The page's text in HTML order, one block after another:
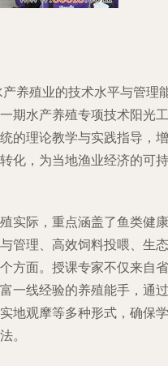
养殖业的技术水平与管理
期水产养殖专项技术阳光工
的理论教学与实践指导，增
化，为当地渔业经济的可持
实际，重点涵盖了鱼类健康
管理、高效饲料投喂、生态
方面。授课专家不仅来自省
一线经验的养殖能手，通过
地观摩等多种形式，确保学
。